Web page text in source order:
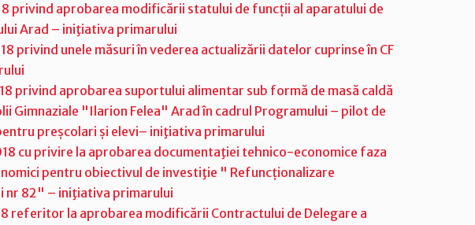
privind aprobarea modificării statului de funcții al aparatului de
Arad – iniţiativa primarului
privind unele măsuri în vederea actualizării datelor cuprinse în CF
privind aprobarea suportului alimentar sub formă de masă caldă
Gimnaziale "Ilarion Felea" Arad în cadrul Programului – pilot de
preșcolari și elevi– iniţiativa primarului
cu privire la aprobarea documentaţiei tehnico-economice faza
pentru obiectivul de investiţie " Refuncționalizare
nr 82" – iniţiativa primarului
referitor la aprobarea modificării Contractului de Delegare a